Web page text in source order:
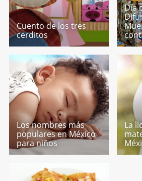
Cuento de los tres
cerditos
Día
Los nombres más
populares en México
para niños
La